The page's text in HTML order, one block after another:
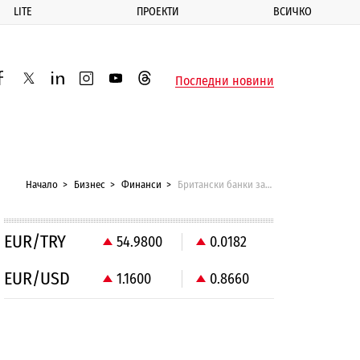
LITE ПРОЕКТИ ВСИЧКО
twitterlinkedininstagram
youtubethreadsПоследни новини
Начало Бизнес Финанси Британски банки заплашват да напуснат Шотландия при независимост
EUR/TRY 54.9800 0.0182
EUR/USD 1.1600 0.8660